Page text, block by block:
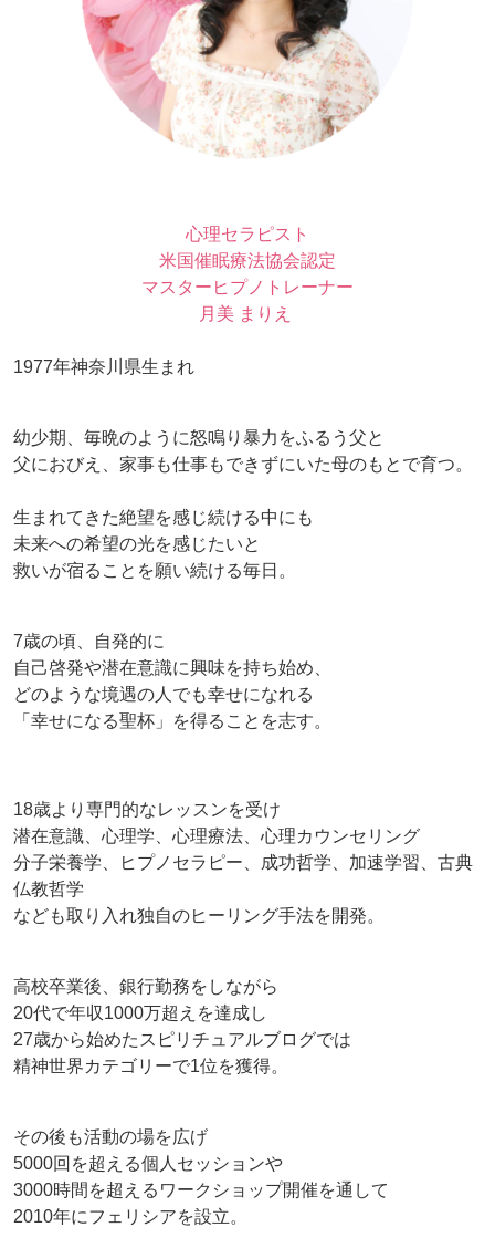
心理セラピスト
米国催眠療法協会認定
マスターヒプノトレーナー
月美 まりえ
1977年神奈川県生まれ
幼少期、毎晩のように怒鳴り暴力をふるう父と
父におびえ、家事も仕事もできずにいた母のもとで育つ。
生まれてきた絶望を感じ続ける中にも
未来への希望の光を感じたいと
救いが宿ることを願い続ける毎日。
7歳の頃、自発的に
自己啓発や潜在意識に興味を持ち始め、
どのような境遇の人でも幸せになれる
「幸せになる聖杯」を得ることを志す。
18歳より専門的なレッスンを受け
潜在意識、心理学、心理療法、心理カウンセリング
分子栄養学、ヒプノセラピー、成功哲学、加速学習、古典
仏教哲学
なども取り入れ独自のヒーリング手法を開発。
高校卒業後、銀行勤務をしながら
20代で年収1000万超えを達成し
27歳から始めたスピリチュアルブログでは
精神世界カテゴリーで1位を獲得。
その後も活動の場を広げ
5000回を超える個人セッションや
3000時間を超えるワークショップ開催を通して
2010年にフェリシアを設立。